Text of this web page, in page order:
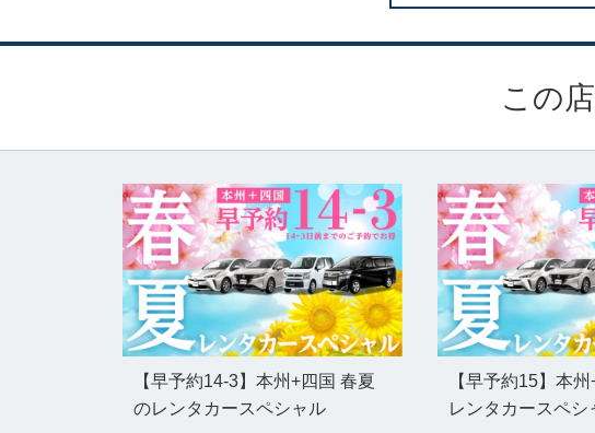
この
【早予約14-3】本州+四国 春夏
のレンタカースペシャル
【早予約15】本
レンタカースペシ